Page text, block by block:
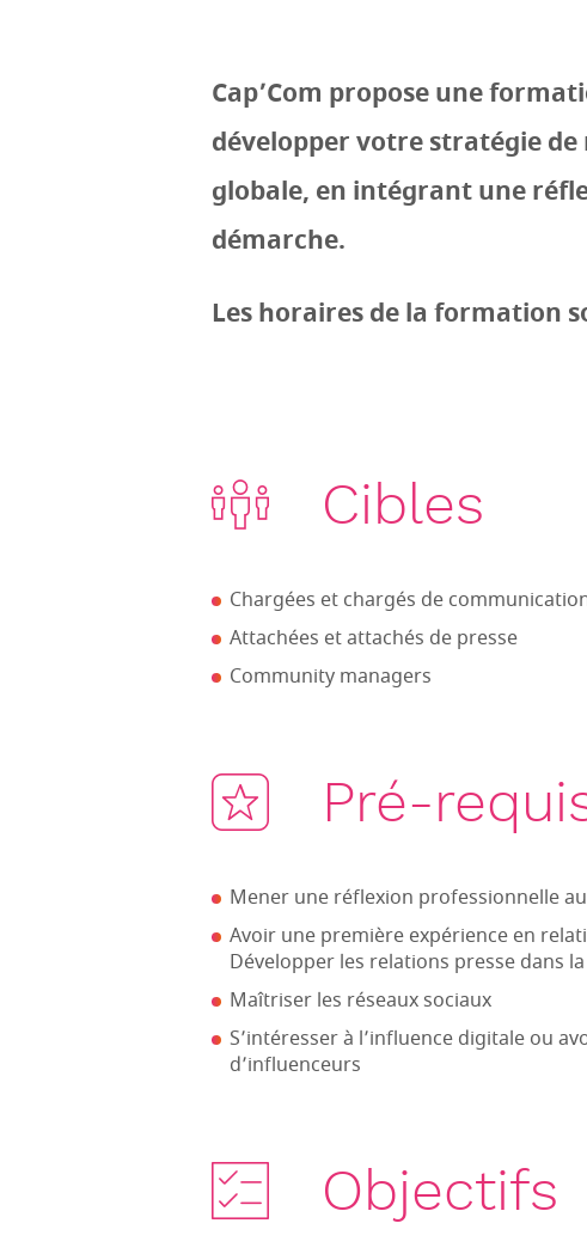
Cap’Com propose une
développer votre stratégie
globale, en intégrant une
démarche.
Les horaires de la formation
Cibles
Chargées et chargés de
Attachées et attachés de presse
Community managers
Pré-
Mener une réflexion professionnelle
Avoir une première expérience en
Développer les relations presse dans
Maîtriser les réseaux sociaux
S’intéresser à l’influence digitale ou
d’influenceurs
Objectifs